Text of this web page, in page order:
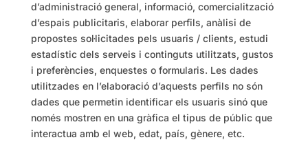
d’administració general, informació, comercialització
d’espais publicitaris, elaborar perfils, anàlisi de
propostes sol·licitades pels usuaris / clients, estudi
estadístic dels serveis i continguts utilitzats, gustos
i preferències, enquestes o formularis. Les dades
utilitzades en l’elaboració d’aquests perfils no són
dades que permetin identificar els usuaris sinó que
només mostren en una gràfica el tipus de públic que
interactua amb el web, edat, país, gènere, etc.